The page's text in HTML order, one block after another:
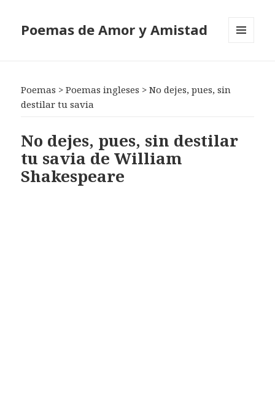
Poemas de Amor y Amistad
Poemas >Poemas ingleses >No dejes, pues, sin
destilar tu savia
No dejes, pues, sin destilar
tu savia de William
Shakespeare